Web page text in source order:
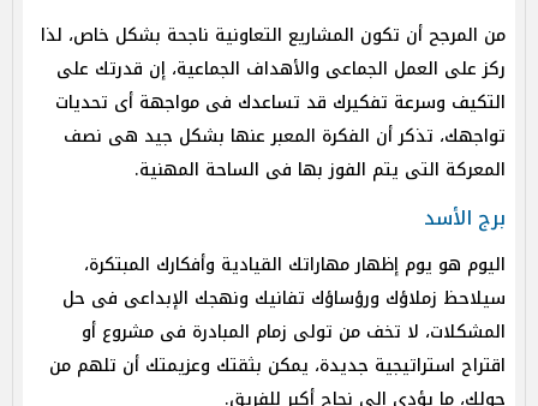
من المرجح أن تكون المشاريع التعاونية ناجحة بشكل خاص، لذا
ركز على العمل الجماعى والأهداف الجماعية، إن قدرتك على
التكيف وسرعة تفكيرك قد تساعدك فى مواجهة أى تحديات
تواجهك، تذكر أن الفكرة المعبر عنها بشكل جيد هى نصف
المعركة التى يتم الفوز بها فى الساحة المهنية.
برج الأسد
اليوم هو يوم إظهار مهاراتك القيادية وأفكارك المبتكرة،
سيلاحظ زملاؤك ورؤساؤك تفانيك ونهجك الإبداعى فى حل
المشكلات، لا تخف من تولى زمام المبادرة فى مشروع أو
اقتراح استراتيجية جديدة، يمكن بثقتك وعزيمتك أن تلهم من
حولك، ما يؤدى إلى نجاح أكبر للفريق.